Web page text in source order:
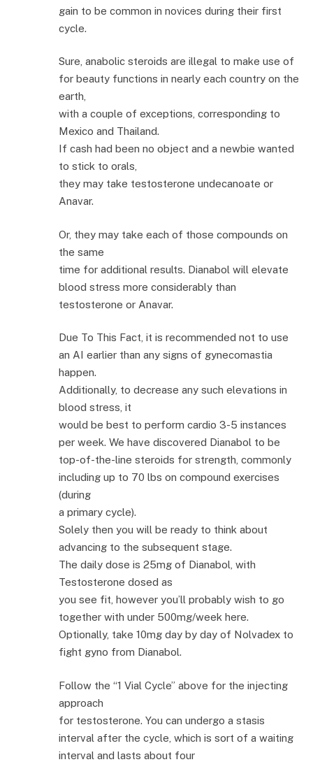
gain to be common in novices during their first
cycle.
Sure, anabolic steroids are illegal to make use of
for beauty functions in nearly each country on the
earth,
with a couple of exceptions, corresponding to
Mexico and Thailand.
If cash had been no object and a newbie wanted
to stick to orals,
they may take testosterone undecanoate or
Anavar.
Or, they may take each of those compounds on
the same
time for additional results. Dianabol will elevate
blood stress more considerably than
testosterone or Anavar.
Due To This Fact, it is recommended not to use
an AI earlier than any signs of gynecomastia
happen.
Additionally, to decrease any such elevations in
blood stress, it
would be best to perform cardio 3-5 instances
per week. We have discovered Dianabol to be
top-of-the-line steroids for strength, commonly
including up to 70 lbs on compound exercises
(during
a primary cycle).
Solely then you will be ready to think about
advancing to the subsequent stage.
The daily dose is 25mg of Dianabol, with
Testosterone dosed as
you see fit, however you’ll probably wish to go
together with under 500mg/week here.
Optionally, take 10mg day by day of Nolvadex to
fight gyno from Dianabol.
Follow the “1 Vial Cycle” above for the injecting
approach
for testosterone. You can undergo a stasis
interval after the cycle, which is sort of a waiting
interval and lasts about four